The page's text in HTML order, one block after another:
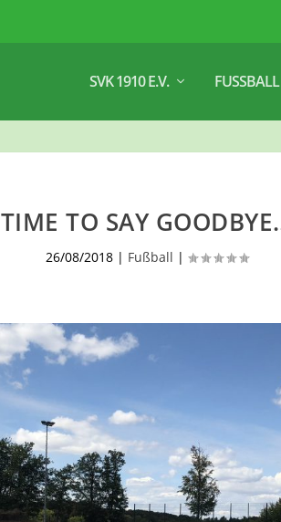
SVK 1910 E.V. FUSSBALL
TIME TO SAY
26/08/2018| Fußball |